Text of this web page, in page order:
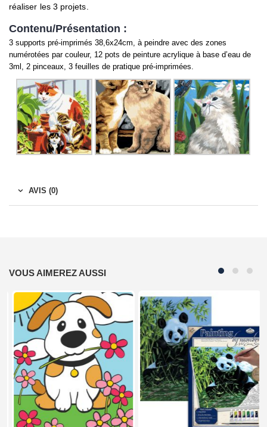
réaliser les 3 projets.
Contenu/Présentation :
3 supports pré-imprimés 38,6x24cm, à peindre avec des zones
numérotées par couleur, 12 pots de peinture acrylique à base d’eau de
3ml, 2 pinceaux, 3 feuilles de pratique pré-imprimées.
AVIS (0)
VOUS AIMEREZ AUSSI